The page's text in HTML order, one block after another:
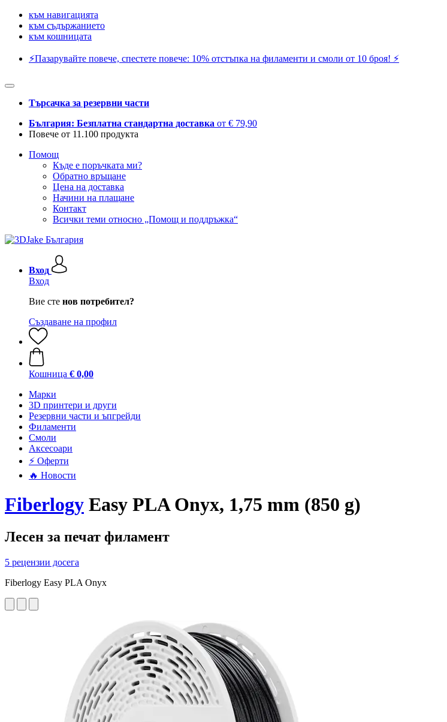
към навигацията
към съдържанието
към кошницата
⚡️Пазарувайте повече, спестете повече: 10% отстъпка на филаменти и смоли от 10 броя! ⚡️
Търсачка за резервни части
България: Безплатна стандартна доставка от € 79,90
Повече от 11.100 продукта
Помощ
Къде е поръчката ми?
Обратно връщане
Цена на доставка
Начини на плащане
Контакт
Всички теми относно „Помощ и поддръжка“
Вход
Вход
Вие сте нов потребител?
Създаване на профил
Кошница € 0,00
Mарки
3D принтери и други
Резервни части и ъпгрейди
Филаменти
Смоли
Аксесоари
⚡ Оферти
🔥 Новости
Fiberlogy Easy PLA Onyx, 1,75 mm (850 g)
Лесен за печат филамент
5 рецензии досега
Fiberlogy Easy PLA Onyx